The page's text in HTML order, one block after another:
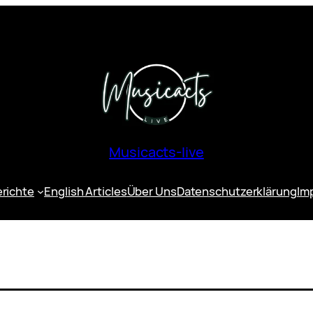
Musicacts-live
English ArticlesÜber UnsDatenschutzerklärung